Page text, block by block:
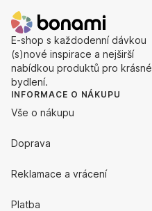
E-shop s každodenní dávkou
(s)nové inspirace a nejširší
nabídkou produktů pro krásné
bydlení.
INFORMACE O NÁKUPU
Vše o nákupu
Doprava
Reklamace a vrácení
Platba